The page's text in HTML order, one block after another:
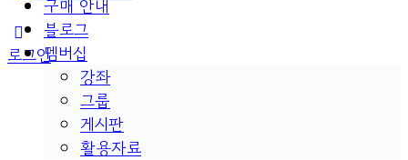
로그인
구매 안내
블로그
멤버십
강좌
그룹
게시판
활용자료